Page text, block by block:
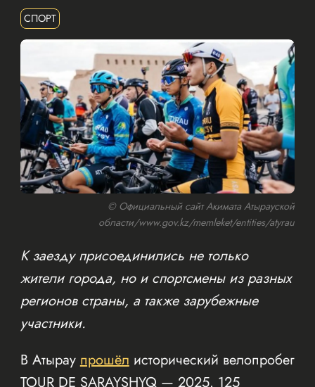
СПОРТ
© Официальный сайт Акимата Атырауской
области/www.gov.kz/memleket/entities/atyrau
К заезду присоединились не только
жители города, но и спортсмены из разных
регионов страны, а также зарубежные
участники.
В Атыраупрошёлисторический велопробег
TOUR DE SARAYSHYQ — 2025. 125